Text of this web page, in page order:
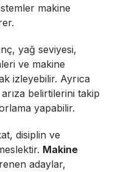
makine
yağ seviyesi,
ve makine
izleyebilir. Ayrıca
arıza belirtilerini takip
yapabilir.
disiplin ve
Makine
adaylar,